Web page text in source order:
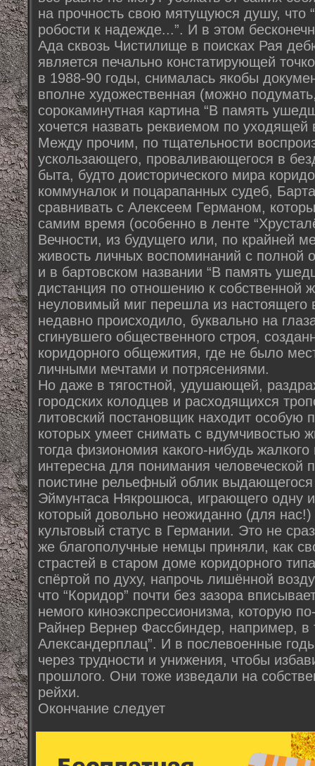
на прочность свою мятущуюся душу, что
робости к надежде...”. И в этом
Ада сквозь Чистилище в поисках Рая
является печально констатирующей
в 1988-90 годы, снималась якобы
вполне художественная (можно
сорокаминутная картина “В память
хочется назвать реквиемом по уходящей
Между прочим, по тщательности
ускользающего, проваливающегося в
быта, будто доисторического мира
коммуналок и поцарапанных судеб,
сравнивать с Алексеем Германом,
самим время (особенно в ленте
Вечности, из будущего или, по крайней
живость личных воспоминаний с полной
и в бартовском названии “В память
дистанция по отношению к собственной
неуловимый миг перешла из настоящего
недавно происходило, буквально на
сгинувшего общественного строя,
коридорного общежития, где не было
личными мечтами и потрясениями.
Но даже в тягостной, удушающей,
городских колодцев и расходящихся
литовский постановщик находит особую
которых умеет снимать с вдумчивостью
тогда физиономия какого-нибудь
интересна для понимания человеческой
поистине рельефный облик выдающегося
Эймунтаса Някрошюса, играющего одну
который довольно неожиданно (для нас!)
культовый статус в Германии. Это не
же благополучные немцы приняли, как
страстей в старом доме коридорного
спёртой по духу, напрочь лишённой
что “Коридор” почти без зазора
немого киноэкспрессионизма, которую
Райнер Вернер Фассбиндер, например, в
Александерплац”. И в послевоенные
через трудности и унижения, чтобы
прошлого. Они тоже изведали на
рейхи.
Окончание следует